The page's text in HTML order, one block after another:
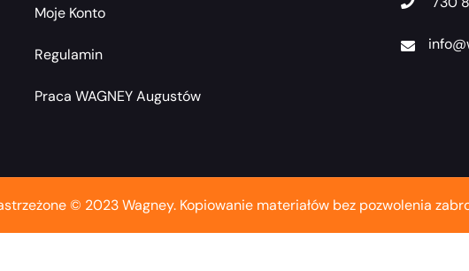
Moje Konto
Regulamin
Praca WAGNEY Augustów
© 2023 Wagney. Kopiowanie materiałów bez pozwolenia